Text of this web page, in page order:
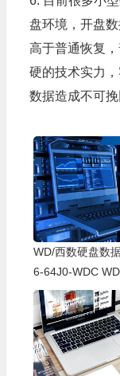
盘环境，开盘
高于普通恢复
硬的技术实力
数据造成不可
WD/西数硬盘数
6-64J0-WDC
8AUSY0-80-
52D71DH04K-
00